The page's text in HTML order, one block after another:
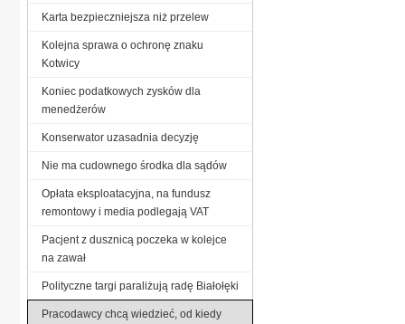
Karta bezpieczniejsza niż przelew
Kolejna sprawa o ochronę znaku
Kotwicy
Koniec podatkowych zysków dla
menedżerów
Konserwator uzasadnia decyzję
Nie ma cudownego środka dla sądów
Opłata eksploatacyjna, na fundusz
remontowy i media podlegają VAT
Pacjent z dusznicą poczeka w kolejce
na zawał
Polityczne targi paraliżują radę Białołęki
Pracodawcy chcą wiedzieć, od kiedy